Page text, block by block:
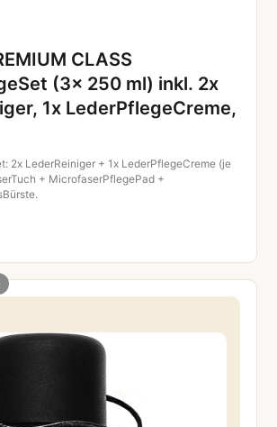
CLASS
(3x 250 ml) inkl. 2x
1x LederPflegeCreme,
2x LederReiniger + 1x LederPflegeCreme (je
+ MicrofaserPflegePad +